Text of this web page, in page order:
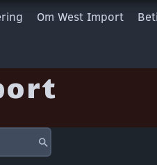
Om West Import